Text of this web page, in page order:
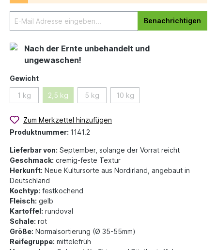
Benachrichtigen
Nach der Ernte unbehandelt und
ungewaschen!
Gewicht
1 kg 2,5 kg 5 kg 10 kg
Zum Merkzettel hinzufügen
Produktnummer: 1141.2
Lieferbar von: September, solange der Vorrat reicht
Geschmack: cremig-feste Textur
Herkunft: Neue Kultursorte aus Nordirland, angebaut in
Deutschland
Kochtyp: festkochend
Fleisch: gelb
Kartoffel: rundoval
Schale: rot
Größe: Normalsortierung (Ø 35-55mm)
Reifegruppe: mittelefrüh